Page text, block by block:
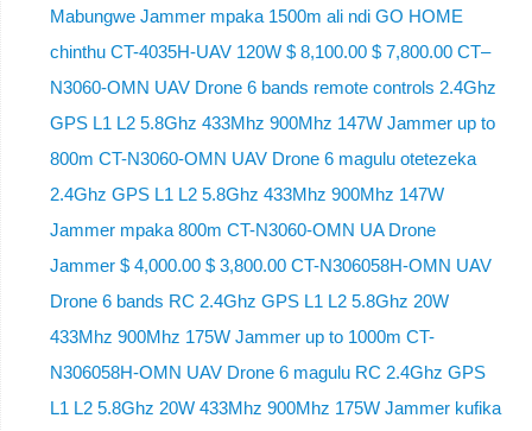
Mabungwe Jammer mpaka 1500m ali ndi GO HOME
chinthu CT-4035H-UAV 120W $ 8,100.00 $ 7,800.00 CT–
N3060-OMN UAV Drone 6 bands remote controls 2.4Ghz
GPS L1 L2 5.8Ghz 433Mhz 900Mhz 147W Jammer up to
800m CT-N3060-OMN UAV Drone 6 magulu otetezeka
2.4Ghz GPS L1 L2 5.8Ghz 433Mhz 900Mhz 147W
Jammer mpaka 800m CT-N3060-OMN UA Drone
Jammer $ 4,000.00 $ 3,800.00 CT-N306058H-OMN UAV
Drone 6 bands RC 2.4Ghz GPS L1 L2 5.8Ghz 20W
433Mhz 900Mhz 175W Jammer up to 1000m CT-
N306058H-OMN UAV Drone 6 magulu RC 2.4Ghz GPS
L1 L2 5.8Ghz 20W 433Mhz 900Mhz 175W Jammer kufika